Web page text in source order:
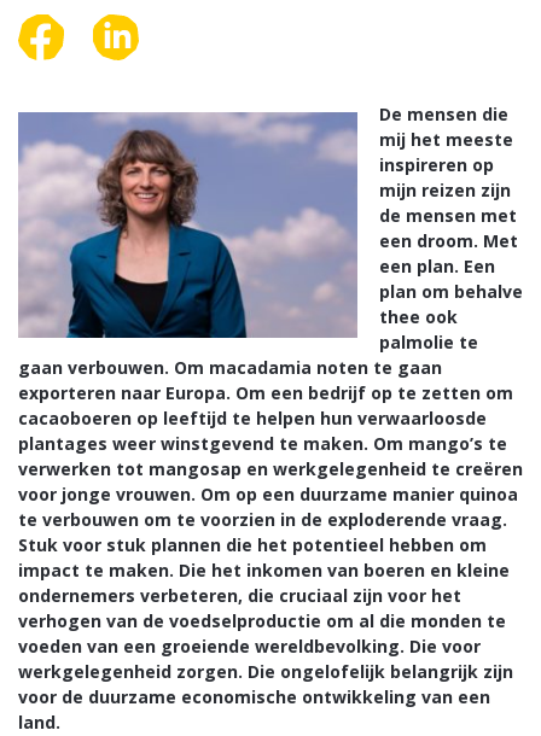
De mensen die
mij het meeste
inspireren op
mijn reizen zijn
de mensen met
een droom. Met
een plan. Een
plan om behalve
thee ook
palmolie te
gaan verbouwen. Om macadamia noten te gaan
exporteren naar Europa. Om een bedrijf op te zetten om
cacaoboeren op leeftijd te helpen hun verwaarloosde
plantages weer winstgevend te maken. Om mango’s te
verwerken tot mangosap en werkgelegenheid te creëren
voor jonge vrouwen. Om op een duurzame manier quinoa
te verbouwen om te voorzien in de exploderende vraag.
Stuk voor stuk plannen die het potentieel hebben om
impact te maken. Die het inkomen van boeren en kleine
ondernemers verbeteren, die cruciaal zijn voor het
verhogen van de voedselproductie om al die monden te
voeden van een groeiende wereldbevolking. Die voor
werkgelegenheid zorgen. Die ongelofelijk belangrijk zijn
voor de duurzame economische ontwikkeling van een
land.